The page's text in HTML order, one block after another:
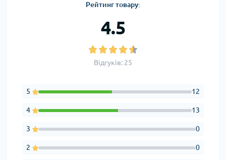
Рейтинг товару:
4.5
Відгуків: 25
5 12
4 13
3 0
2 0